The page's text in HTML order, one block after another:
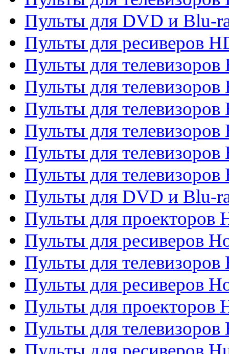
Пульты для DVD и Blu-
Пульты для ресиверов
Пульты для
Пульты для телевизоров
Пульты для телевизоров
Пульты для телевизоров
Пульты для телевизоров
Пульты для телевизоров
Пульты для DVD и Blu-
Пульты для проекторов
Пульты для ресиверов
Пульты для
Пульты для ресиверов
Пульты для проекторов
Пульты для телевизоров